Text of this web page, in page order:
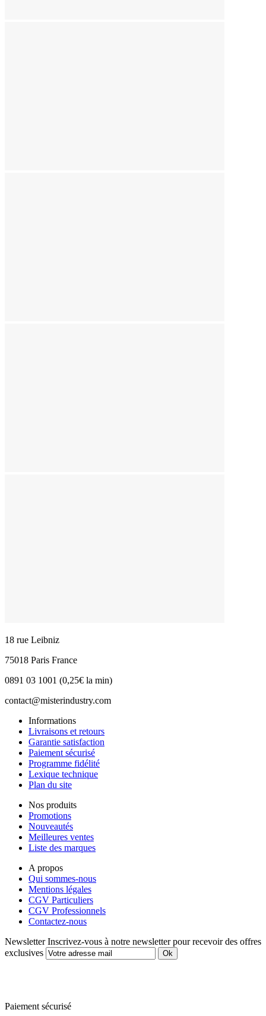
18 rue Leibniz
75018 Paris France
0891 03 1001 (0,25€ la min)
contact@misterindustry.com
Informations
Livraisons et retours
Garantie satisfaction
Paiement sécurisé
Programme fidélité
Lexique technique
Plan du site
Nos produits
Promotions
Nouveautés
Meilleures ventes
Liste des marques
A propos
Qui sommes-nous
Mentions légales
CGV Particuliers
CGV Professionnels
Contactez-nous
Newsletter Inscrivez-vous à notre newsletter pour recevoir des offres
exclusives
Paiement sécurisé